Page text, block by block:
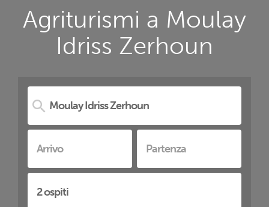
Agriturismi a Moulay
Idriss Zerhoun